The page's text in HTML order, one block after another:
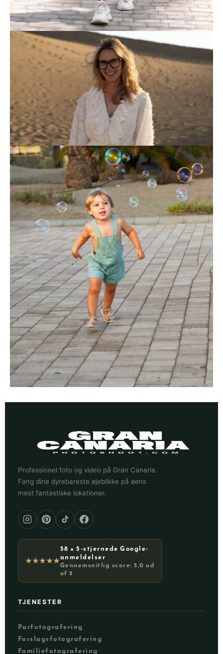
Professionel foto og video på Gran Canaria.
Fang dine dyrebareste øjeblikke på øens
mest fantastiske lokationer.
★★★★★
58 × 5-stjernede Google-
anmeldelser
Gennemsnitlig score: 5,0 ud
af 5
TJENESTER
Parfotografering
Forslagsfotografering
Familiefotografering